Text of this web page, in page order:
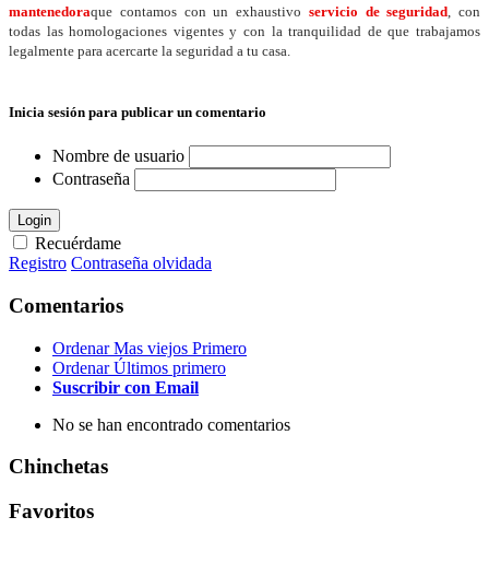
mantenedoraque contamos con un exhaustivo servicio de seguridad , con
todas las homologaciones vigentes y con la tranquilidad de que trabajamos
legalmente para acercarte la seguridad a tu casa.
Inicia sesión para publicar un comentario
Nombre de usuario
Contraseña
Login
Recuérdame
Registro Contraseña olvidada
Comentarios
Ordenar Mas viejos Primero
Ordenar Últimos primero
Suscribir con Email
No se han encontrado comentarios
Chinchetas
Favoritos